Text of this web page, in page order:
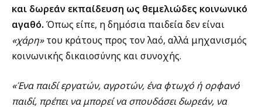
και δωρεάν εκπαίδευση ως θεμελιώδες κοινωνικό
αγαθό. Όπως είπε, η δημόσια παιδεία δεν είναι
«χάρη»του κράτους προς τον λαό, αλλά μηχανισμός
κοινωνικής δικαιοσύνης και συνοχής.
«Ένα παιδί εργατών, αγροτών, ένα φτωχό ή ορφανό
παιδί, πρέπει να μπορεί να σπουδάσει δωρεάν, να